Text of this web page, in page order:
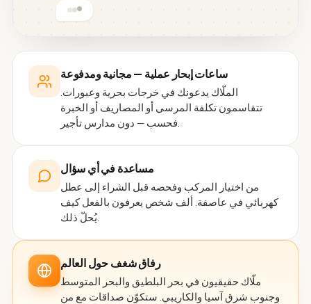
ساعات إبحار عملية — مجانية ومدفوعة
الملّاك يدعونك في خرجات بحرية وعبورات.
تتقاسمون تكلفة المرسى أو المصاريف أو الخبرة
فحسب — دون مدارس تأجير.
مساعدة في أي سؤال
من اختيار المركب وفحصه قبل الشراء إلى عطل
كهربائي في عاصفة. ألف شخص يعرفون بالفعل كيف
يُحلّ ذلك.
رفاق شغف حول العالم
ملّاك حقيقيون في بحر البلطيق والبحر المتوسط
وجنوب شرق آسيا والكاريبي. ستكوّن صداقات مع من